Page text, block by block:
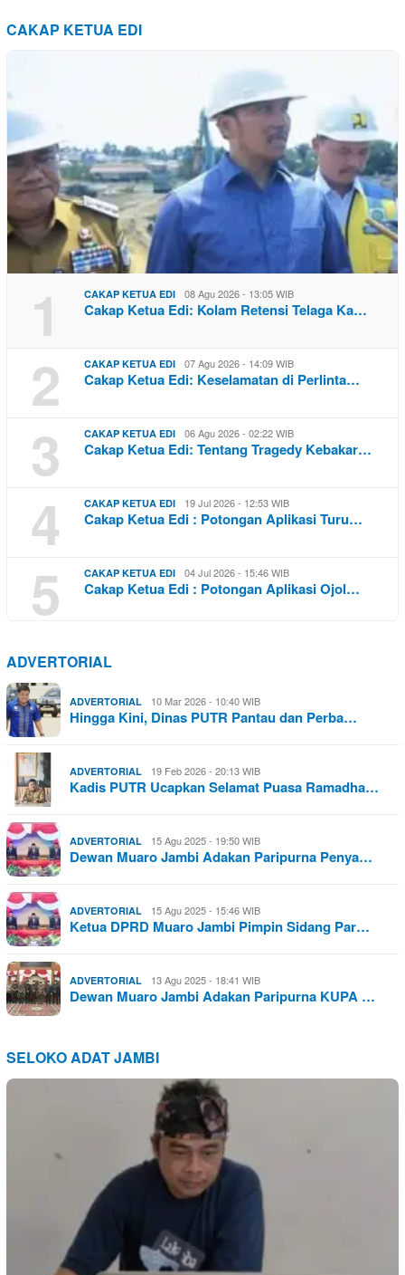
CAKAP KETUA EDI
1 CAKAP KETUA EDI 08 Agu 2026 - 13:05 WIB
Cakap Ketua Edi: Kolam Retensi Telaga Ka…
2 CAKAP KETUA EDI 07 Agu 2026 - 14:09 WIB
Cakap Ketua Edi: Keselamatan di Perlinta…
3 CAKAP KETUA EDI 06 Agu 2026 - 02:22 WIB
Cakap Ketua Edi: Tentang Tragedy Kebakar…
4 CAKAP KETUA EDI 19 Jul 2026 - 12:53 WIB
Cakap Ketua Edi : Potongan Aplikasi Turu…
5 CAKAP KETUA EDI 04 Jul 2026 - 15:46 WIB
Cakap Ketua Edi : Potongan Aplikasi Ojol…
ADVERTORIAL
ADVERTORIAL 10 Mar 2026 - 10:40 WIB
Hingga Kini, Dinas PUTR Pantau dan Perba…
ADVERTORIAL 19 Feb 2026 - 20:13 WIB
Kadis PUTR Ucapkan Selamat Puasa Ramadha…
ADVERTORIAL 15 Agu 2025 - 19:50 WIB
Dewan Muaro Jambi Adakan Paripurna Penya…
ADVERTORIAL 15 Agu 2025 - 15:46 WIB
Ketua DPRD Muaro Jambi Pimpin Sidang Par…
ADVERTORIAL 13 Agu 2025 - 18:41 WIB
Dewan Muaro Jambi Adakan Paripurna KUPA …
SELOKO ADAT JAMBI